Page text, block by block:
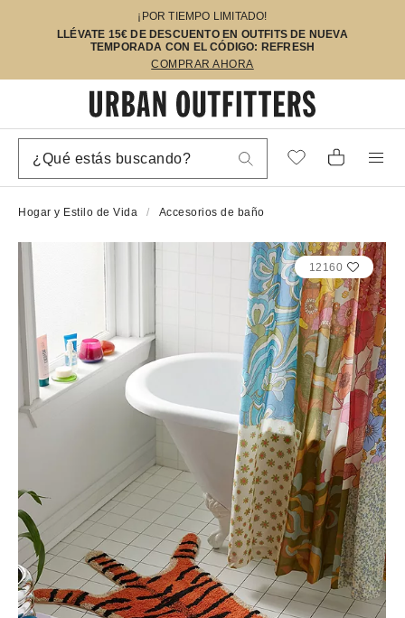
¡POR TIEMPO LIMITADO!
LLÉVATE 15€ DE DESCUENTO EN OUTFITS DE NUEVA
TEMPORADA CON EL CÓDIGO: REFRESH
COMPRAR AHORA
Hogar y Estilo de Vida Accesorios de baño
12160